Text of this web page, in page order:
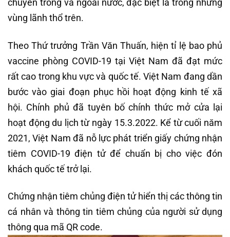
chuyển trong và ngoài nước, đặc biệt là trong những
vùng lãnh thổ trên.
Theo Thứ trưởng Trần Văn Thuấn, hiện tỉ lệ bao phủ
vaccine phòng COVID-19 tại Việt Nam đã đạt mức
rất cao trong khu vực và quốc tế. Việt Nam đang dần
bước vào giai đoạn phục hồi hoạt động kinh tế xã
hội. Chính phủ đã tuyên bố chính thức mở cửa lại
hoạt động du lịch từ ngày 15.3.2022. Kể từ cuối năm
2021, Việt Nam đã nỗ lực phát triển giấy chứng nhận
tiêm COVID-19 điện tử để chuẩn bị cho việc đón
khách quốc tế trở lại.
Chứng nhận tiêm chủng điện tử hiển thị các thông tin
cá nhân và thông tin tiêm chủng của người sử dụng
thông qua mã QR code.